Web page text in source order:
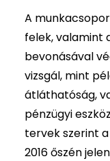
A
felek, valamint
bevonásával
vizsgál, mint
átláthatóság,
pénzügyi
tervek szerint
2016 őszén